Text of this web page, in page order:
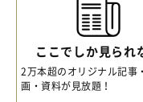
ここでしか見られ
2万本超のオリジナル記事
画・資料が見放題！